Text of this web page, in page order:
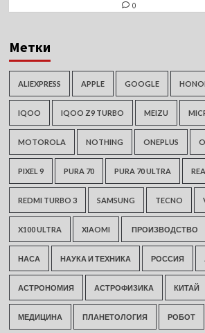
0
Метки
ALIEXPRESS APPLE GOOGLE
IQOO IQOO Z9 TURBO MEIZU
MOTOROLA NOTHING ONEPLUS
PIXEL 9 PURA 70 PURA 70 ULTRA
REDMI TURBO 3 SAMSUNG TECNO
X100 ULTRA XIAOMI ПРОИЗВОДСТВО
НАСА НАУКА И ТЕХНИКА РОССИЯ
АСТРОНОМИЯ АСТРОФИЗИКА КИТАЙ
МЕДИЦИНА ПЛАНЕТОЛОГИЯ РОБОТ